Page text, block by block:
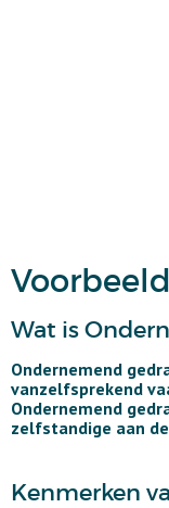
Wat is
Ondernemend
vanzelfsprekend
Ondernemend
zelfstandige aan
Kenmerken